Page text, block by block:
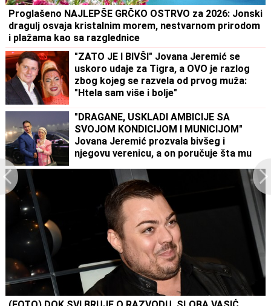
Proglašeno NAJLEPŠE GRČKO OSTRVO za 2026: Jonski
dragulj osvaja kristalnim morem, nestvarnom prirodom
i plažama kao sa razglednice
"ZATO JE I BIVŠI" Jovana Jeremić se
uskoro udaje za Tigra, a OVO je razlog
zbog kojeg se razvela od prvog muža:
"Htela sam više i bolje"
"DRAGANE, USKLADI AMBICIJE SA
SVOJOM KONDICIJOM I MUNICIJOM"
Jovana Jeremić prozvala bivšeg i
njegovu verenicu, a on poručuje šta mu